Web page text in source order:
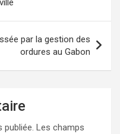
par la gestion des
ordures au Gabon
publiée. Les champs